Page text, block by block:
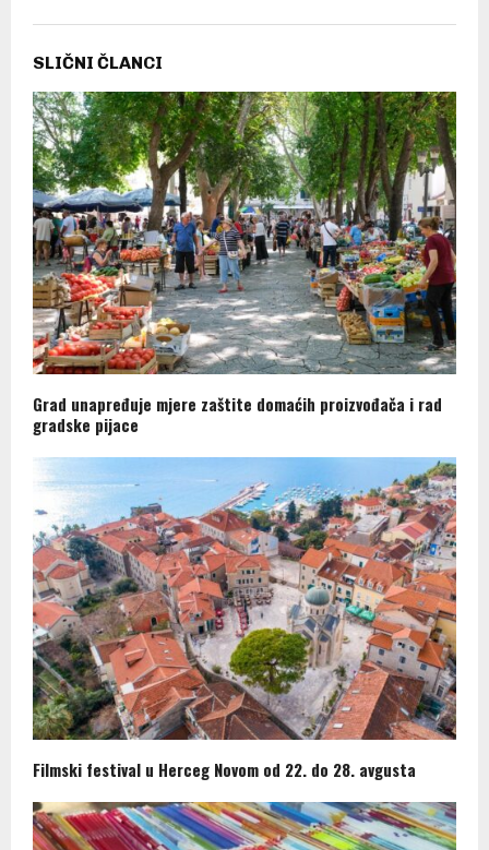
SLIČNI ČLANCI
Grad unapređuje mjere zaštite domaćih proizvođača i rad
gradske pijace
Filmski festival u Herceg Novom od 22. do 28. avgusta